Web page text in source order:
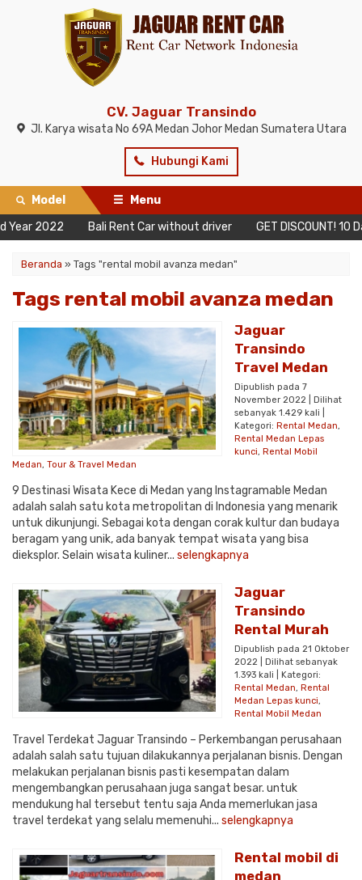
CV. Jaguar Transindo
Jl. Karya wisata No 69A Medan Johor Medan Sumatera Utara
Hubungi Kami
Model
Menu
2022
Bali Rent Car without driver GET DISCOUNT! 10
Beranda » Tags "rental mobil avanza medan"
Tags rental mobil avanza medan
Jaguar
Transindo
Travel Medan
Dipublish pada 7
November 2022 | Dilihat
sebanyak 1.429 kali |
Kategori: Rental Medan,
Rental Medan Lepas
kunci, Rental Mobil
Medan, Tour & Travel Medan
9 Destinasi Wisata Kece di Medan yang Instagramable Medan
adalah salah satu kota metropolitan di Indonesia yang menarik
untuk dikunjungi. Sebagai kota dengan corak kultur dan budaya
beragam yang unik, ada banyak tempat wisata yang bisa
dieksplor. Selain wisata kuliner... selengkapnya
Jaguar
Transindo
Rental Murah
Dipublish pada 21 Oktober
2022 | Dilihat sebanyak
1.393 kali | Kategori:
Rental Medan, Rental
Medan Lepas kunci,
Rental Mobil Medan
Travel Terdekat Jaguar Transindo – Perkembangan perusahaan
adalah salah satu tujuan dilakukannya perjalanan bisnis. Dengan
melakukan perjalanan bisnis pasti kesempatan dalam
mengembangkan perusahaan juga sangat besar. untuk
mendukung hal tersebut tentu saja Anda memerlukan jasa
travel terdekat yang selalu memenuhi... selengkapnya
Rental mobil di
medan